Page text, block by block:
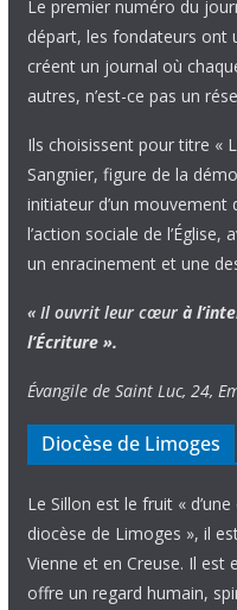
Le premier numéro du
départ, les fondateurs ont
créent un journal où
autres, n’est-ce pas un
Ils choisissent pour titre «
Sangnier, figure de la
initiateur d’un mouvement
l’action sociale de
un enracinement et une
« Il ouvrit leur cœur à
l’Écriture ».
Évangile de Saint Luc, 24,
Diocèse de Limoges
Le Sillon est le fruit «
diocèse de Limoges », il
Vienne et en Creuse. Il est
offre un regard humain,